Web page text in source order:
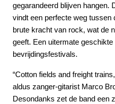
gegarandeerd blijven hangen.
vindt een perfecte weg tussen
brute kracht van rock, wat de
geeft. Een uitermate
bevrijdingsfestivals.
“Cotton fields and freight
aldus zanger-gitarist Marco
Desondanks zet de band een